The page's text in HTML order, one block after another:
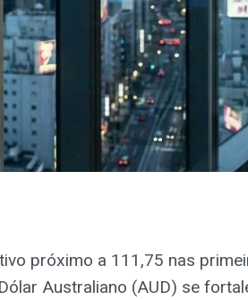
próximo a 111,75 nas
Australiano (AUD) se